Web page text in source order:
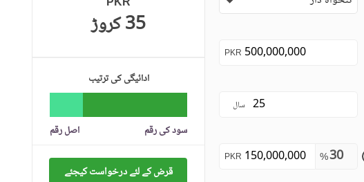
PKR
سال
%
PKR
35 کروڑ
ادائیگی کی ترتیب
سود کی رقم اصل رقم
قرض کے لئے درخواست کیجئے